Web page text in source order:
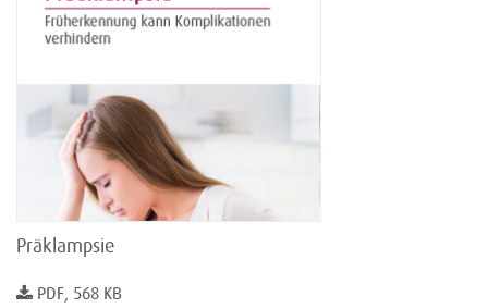
Präklampsie
PDF, 568 KB